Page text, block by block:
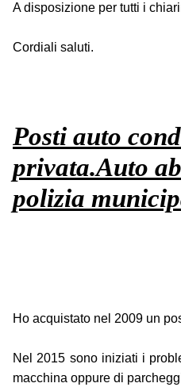
A disposizione per tutti i
Cordiali saluti.
Posti auto
privata.Auto
polizia
Ho acquistato nel 2009 un
Nel 2015 sono iniziati i
macchina oppure di